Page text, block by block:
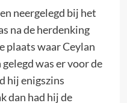
neergelegd bij het
na de herdenking
plaats waar Ceylan
was er voor de
hij enigszins
dan had hij de